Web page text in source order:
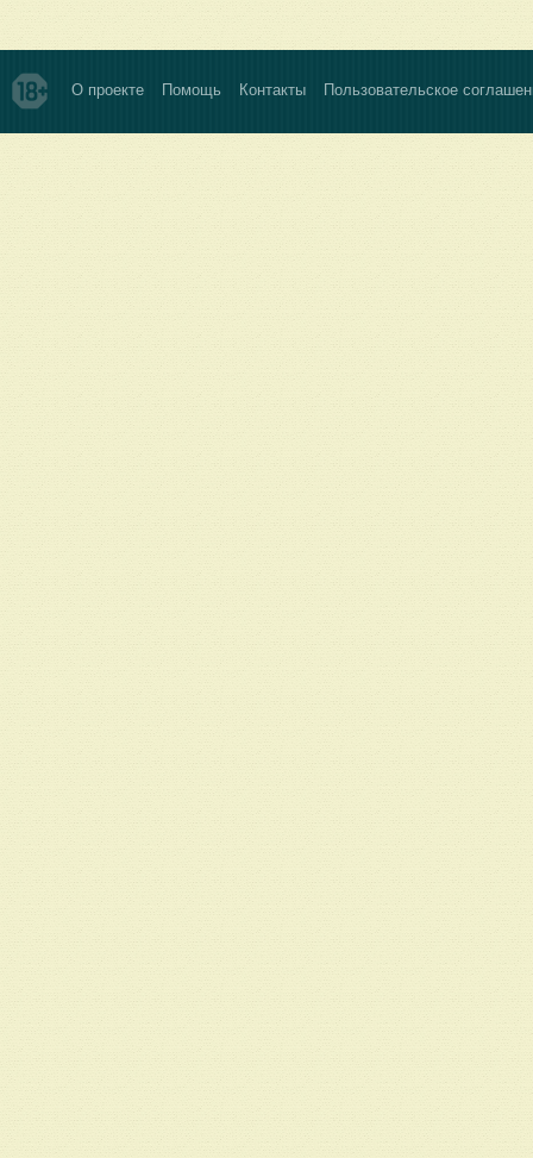
О проекте Помощь Контакты Пользовательское